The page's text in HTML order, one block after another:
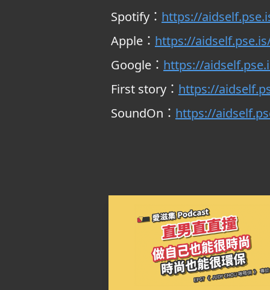
Spotify： https://
Apple： https://
Google： https://
First story： https://
SoundOn： https://